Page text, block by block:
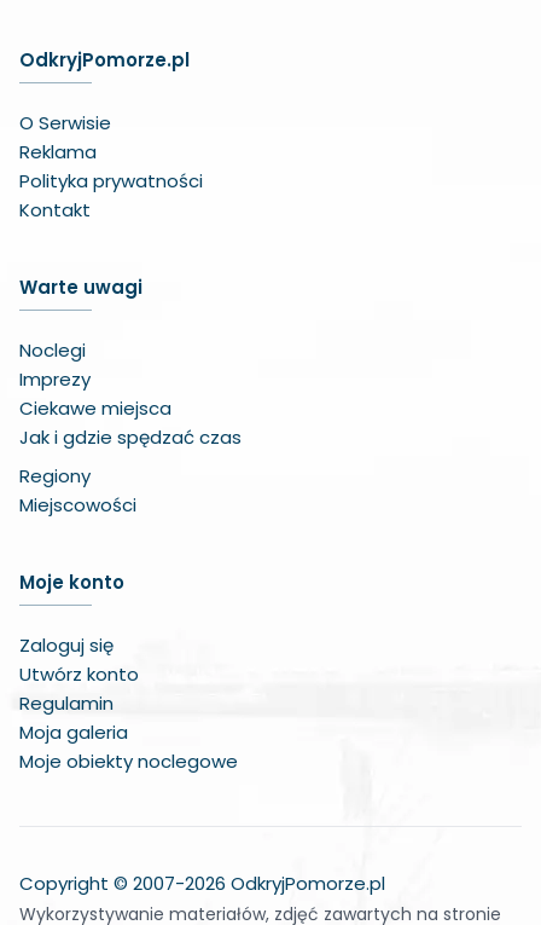
OdkryjPomorze.pl
O Serwisie
Reklama
Polityka prywatności
Kontakt
Warte uwagi
Noclegi
Imprezy
Ciekawe miejsca
Jak i gdzie spędzać czas
Regiony
Miejscowości
Moje konto
Zaloguj się
Utwórz konto
Regulamin
Moja galeria
Moje obiekty noclegowe
Copyright © 2007-2026 OdkryjPomorze.pl
Wykorzystywanie materiałów, zdjęć zawartych na stronie
Negatywne kolory
Wskaźnik do czytania